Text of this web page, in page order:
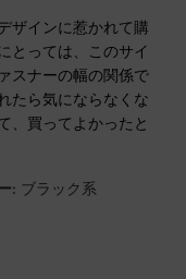
ザインに惹かれて購
とっては、このサイ
スナーの幅の関係で
たら気にならなくな
、買ってよかったと
: ブラック系